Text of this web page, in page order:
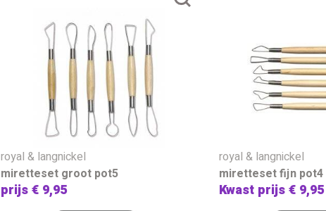
royal & langnickel
miretteset groot pot5
prijs€ 9,95
royal & langnickel
miretteset fijn pot4
Kwast prijs€ 9,95